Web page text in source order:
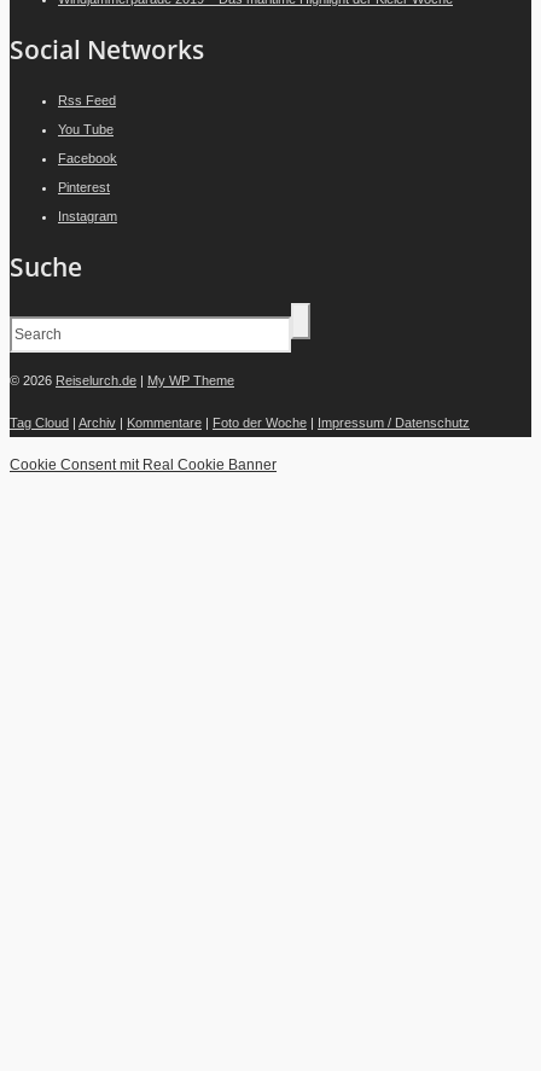
Social Networks
Rss Feed
You Tube
Facebook
Pinterest
Instagram
Suche
© 2026 Reiselurch.de | My WP Theme
Tag Cloud | Archiv | Kommentare | Foto der Woche | Impressum / Datenschutz
Cookie Consent mit Real Cookie Banner